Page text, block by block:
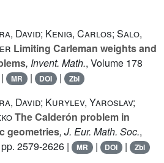
David; Kenig, Carlos; Salo,
Limiting Carleman weights and
, Invent. Math., Volume 178
MR | DOI | Zbl
David; Kurylev, Yaroslav;
The Calderón problem in
geometries, J. Eur. Math. Soc.,
2579-2626 | MR | DOI | Zbl